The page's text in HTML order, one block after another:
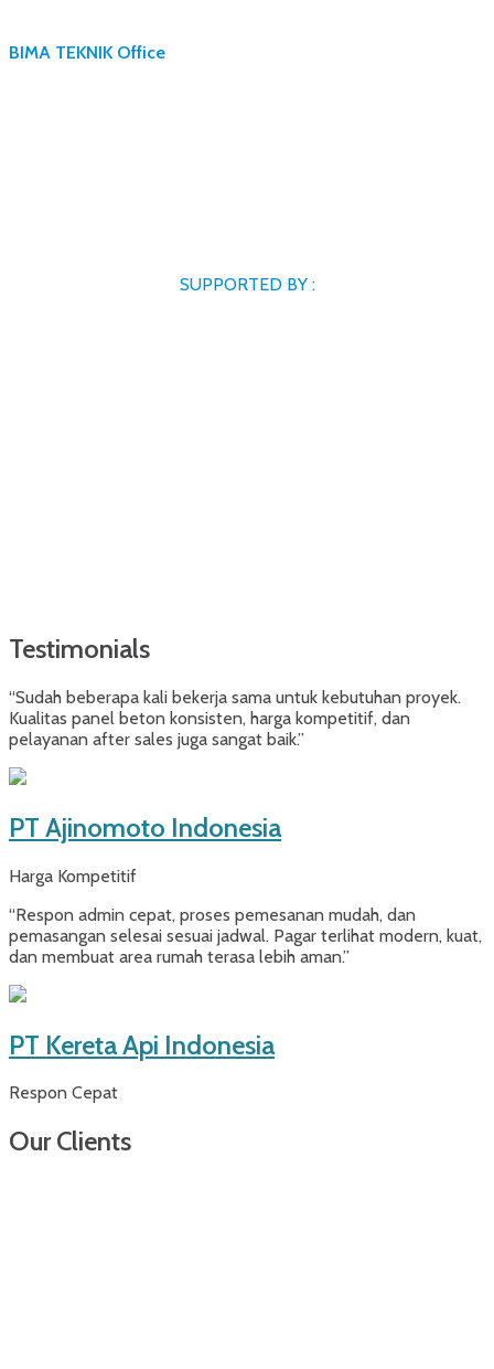
BIMA TEKNIK Office
SUPPORTED BY :
Testimonials
“Sudah beberapa kali bekerja sama untuk kebutuhan proyek.
Kualitas panel beton konsisten, harga kompetitif, dan
pelayanan after sales juga sangat baik.”
PT Ajinomoto Indonesia
Harga Kompetitif
“Respon admin cepat, proses pemesanan mudah, dan
pemasangan selesai sesuai jadwal. Pagar terlihat modern, kuat,
dan membuat area rumah terasa lebih aman.”
PT Kereta Api Indonesia
Respon Cepat
Our Clients